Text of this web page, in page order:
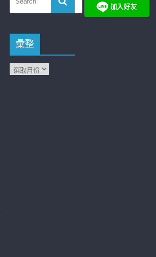
彙整